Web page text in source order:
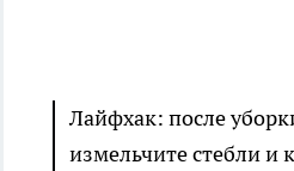
Лайфхак: после
измельчите стебли и